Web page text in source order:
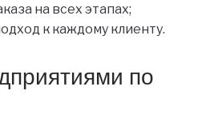
на всех этапах;
к каждому клиенту.
по